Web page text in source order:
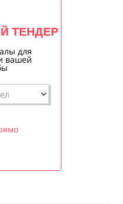
ТЕНДЕР
для
вашей